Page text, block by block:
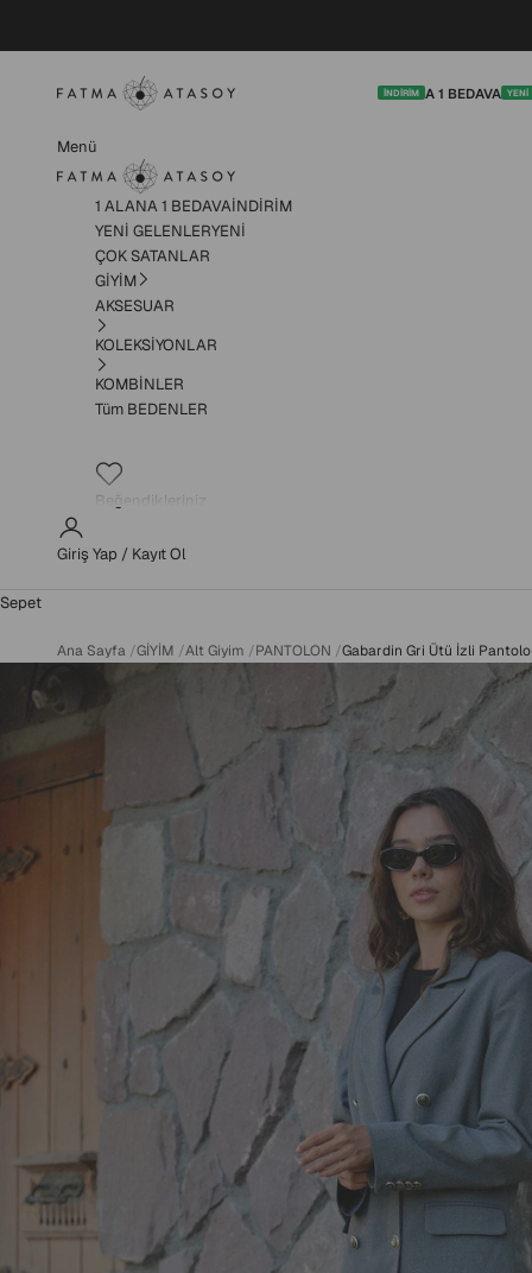
Fatma Atasoy
1 ALANA 1 BEDAVA
İNDİRİM YENİ
MenüFatma Atasoy
1 ALANA 1 BEDAVAİNDİRİM
YENİ GELENLERYENİ
ÇOK SATANLAR
GİYİM GİYİM alt menüsü
AKSESUAR
KOLEKSİYONLAR
KOMBİNLER
Tüm BEDENLER
Beğendikleriniz
Giriş Yap / Kayıt Ol
Sepet
Ana Sayfa /GİYİM /Alt Giyim /PANTOLON /Gabardin Gri Ütü İzli